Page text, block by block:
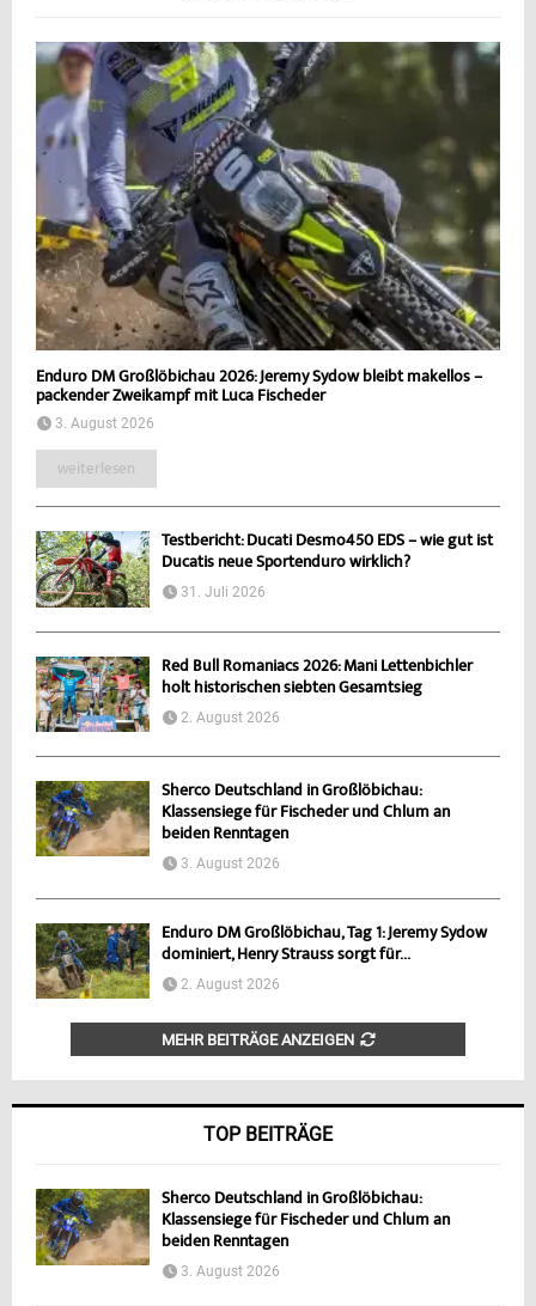
Enduro DM Großlöbichau 2026: Jeremy Sydow bleibt makellos –
packender Zweikampf mit Luca Fischeder
3. August 2026
weiterlesen
Testbericht: Ducati Desmo450 EDS – wie gut ist
Ducatis neue Sportenduro wirklich?
31. Juli 2026
Red Bull Romaniacs 2026: Mani Lettenbichler
holt historischen siebten Gesamtsieg
2. August 2026
Sherco Deutschland in Großlöbichau:
Klassensiege für Fischeder und Chlum an
beiden Renntagen
3. August 2026
Enduro DM Großlöbichau, Tag 1: Jeremy Sydow
dominiert, Henry Strauss sorgt für...
2. August 2026
MEHR BEITRÄGE ANZEIGEN
TOP BEITRÄGE
Sherco Deutschland in Großlöbichau:
Klassensiege für Fischeder und Chlum an
beiden Renntagen
3. August 2026